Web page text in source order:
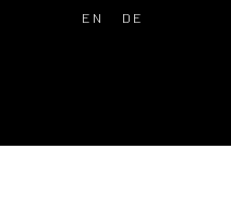
EN DE